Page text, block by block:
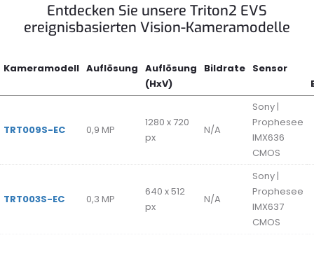
Entdecken Sie unsere Triton2 EVS
ereignisbasierten Vision-Kameramodelle
Kameramodell Auflösung Auflösung
(HxV)
Bildrate Sensor
TRT009S-EC 0,9 MP
1280 x 720
px
N/A
Sony |
Prophesee
IMX636
CMOS
TRT003S-EC 0,3 MP
640 x 512
px
N/A
Sony |
Prophesee
IMX637
CMOS